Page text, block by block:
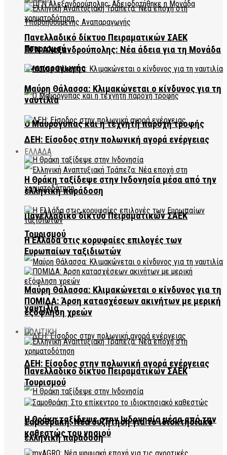
ΠΓΝ Αλεξανδρούπολης: Νέα άδεια για τη Μονάδα
Αναπαραγωγής
Ο Μαυρόγυπας και η τεχνητή παροχή τροφής
ΕΛΛΑΔΑ
Πανελλαδικό δίκτυο Πειραματικών ΣΑΕΚ
Τουρισμού
Μαύρη Θάλασσα: Κλιμακώνεται ο κίνδυνος για τη
ναυτιλία
ΔΕΗ: Είσοδος στην πολωνική αγορά ενέργειας
Η Θράκη ταξίδεψε στην Ινδονησία μέσα από την
ελληνική παράδοση
Πανελλαδικό δίκτυο Πειραματικών ΣΑΕΚ
Τουρισμού
Μαύρη Θάλασσα: Κλιμακώνεται ο κίνδυνος για τη
ναυτιλία
ΔΕΗ: Είσοδος στην πολωνική αγορά ενέργειας
Η Θράκη ταξίδεψε στην Ινδονησία μέσα από την
ελληνική παράδοση
Η Ελλάδα στις κορυφαίες επιλογές των
Ευρωπαίων ταξιδιωτών
ΠΟΜΙΔΑ: Άρση κατασχέσεων ακινήτων με μερική
εξόφληση χρεών
ΠΟΛΙΤΙΚΗ
Πανελλαδικό δίκτυο Πειραματικών ΣΑΕΚ
Τουρισμού
Σαμοθράκη: Νέα συζήτηση για το ιδιοκτησιακό
καθεστώς του νησιού